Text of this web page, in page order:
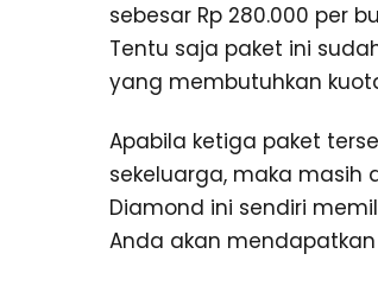
sebesar Rp 280.000 per
Tentu saja paket ini
yang membutuhkan
Apabila ketiga paket
sekeluarga, maka masih
Diamond ini sendiri
Anda akan